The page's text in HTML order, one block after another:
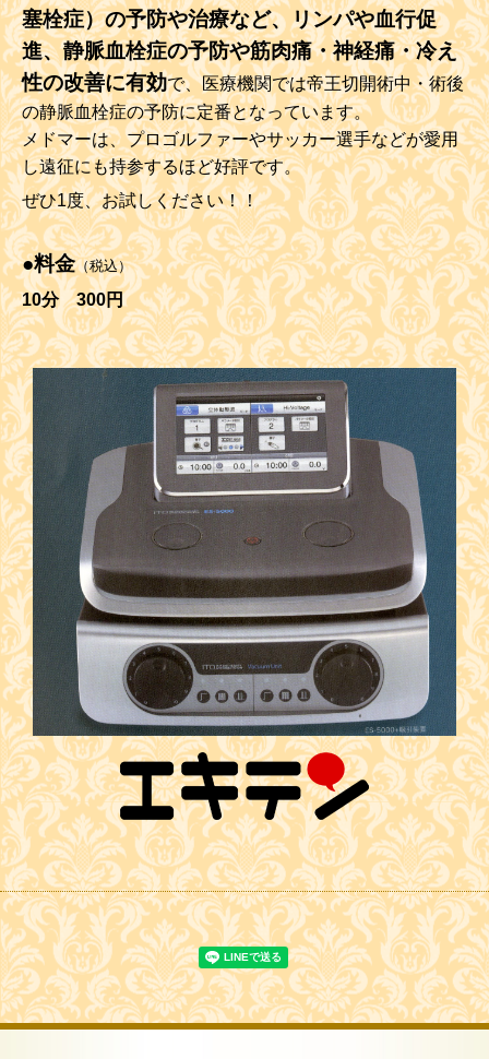
塞栓症）の予防や治療など、リンパや血行促
進、静脈血栓症の予防や筋肉痛・神経痛・冷え
性の改善に有効で、医療機関では帝王切開術中・術後
の静脈血栓症の予防に定番となっています。
メドマーは、プロゴルファーやサッカー選手などが愛用
し遠征にも持参するほど好評です。
ぜひ1度、お試しください！！
●料金（税込）
10分 300円